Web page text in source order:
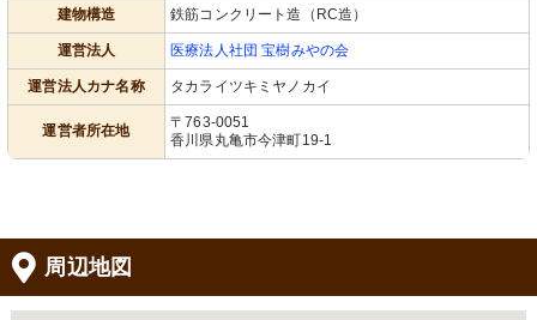
建物構造 鉄筋コンクリート造（RC造）
運営法人 医療法人社団 宝樹みやの会
運営法人カナ名称 タカライツキミヤノカイ
運営者所在地
〒763-0051
香川県丸亀市今津町19-1
周辺地図